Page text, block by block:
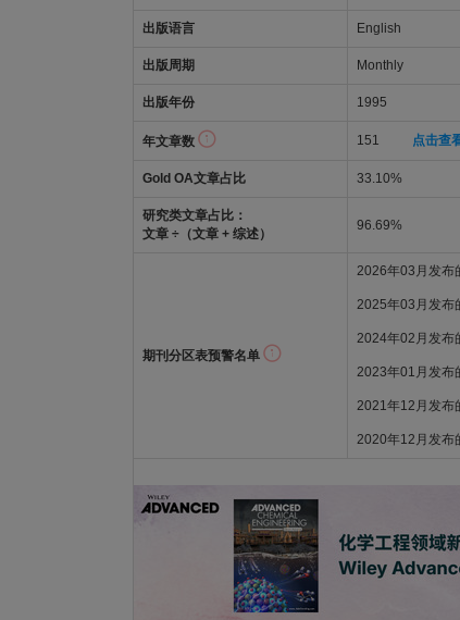
出版语言 English
出版周期 Monthly
出版年份 1995
年文章数 151 点击查
Gold OA文章占比 33.10%
研究类文章占比：
文章 ÷（文章 + 综述）
96.69%
期刊分区表预警名单
2026年03月发布
2025年03月发布
2024年02月发布
2023年01月发布
2021年12月发布
2020年12月发布